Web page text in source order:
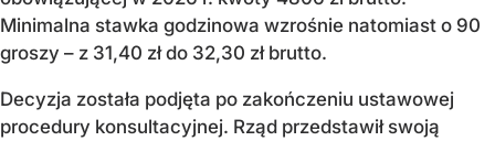
Minimalna stawka godzinowa wzrośnie natomiast o 90
groszy – z 31,40 zł do 32,30 zł brutto.
Decyzja została podjęta po zakończeniu ustawowej
procedury konsultacyjnej. Rząd przedstawił swoją